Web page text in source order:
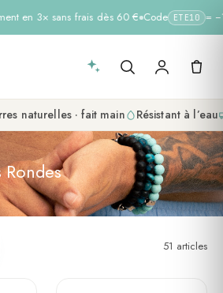
en 3× sans frais dès 60 € Code ETE10 =
naturelles · fait main Résistant à l’eau
Rondes
51 articles